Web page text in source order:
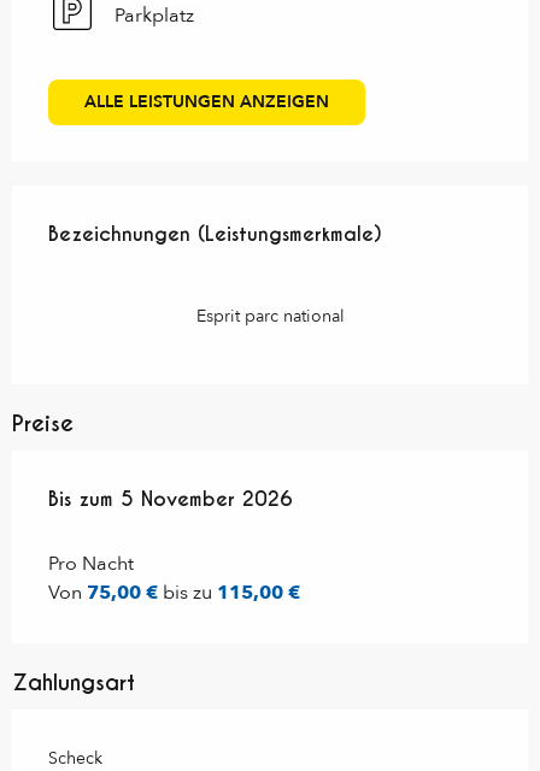
Parkplatz
ALLE LEISTUNGEN ANZEIGEN
Bezeichnungen (Leistungsmerkmale)
Bezeichnungen (Leistungsmerkmale)
Esprit parc national
Preise
ab 15 April 2026bis zum5 November 2026
Bis zum 5 November 2026
Pro Nacht
Von 75,00 € bis zu 115,00 €
Zahlungsart
Scheck